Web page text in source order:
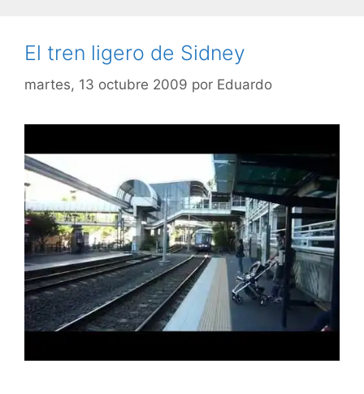
El tren ligero de Sidney
martes, 13 octubre 2009 por Eduardo